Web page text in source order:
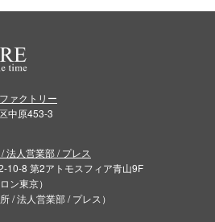
ァクトリー
中原453-3
法人営業部 / プレス
10-8 第2アトモスフィア青山9F
ン東京）
/ 法人営業部 / プレス）